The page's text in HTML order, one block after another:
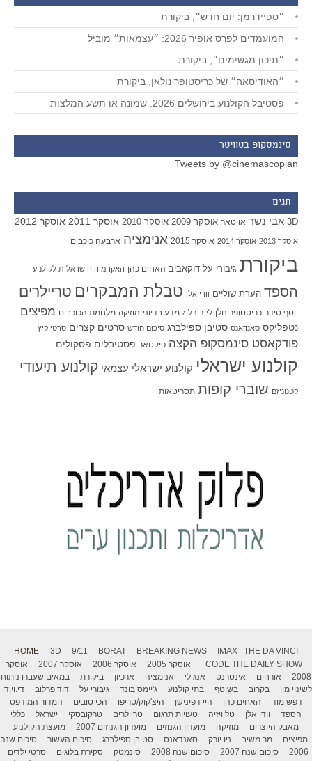
״ספיידרמן: יום חדש״, ביקורת
המועמדים לפרס אופיר 2026: ״עצמאות״ מוביל
״תיכון מגשימים״, ביקורת
״האודיסאה״ של כריסטופר נולאן, ביקורת
פסטיבל הקולנוע בירושלים 2026: שמונה או תשע המלצות
סינמסקופ בטוויטר
Tweets by @cinemascopian
תגים
3D אבי נשר אווטאר אוסקר 2009 אוסקר 2010 אוסקר 2011 אוסקר 2012
אוסקר 2013 אוסקר 2014 אוסקר 2015 אנימציה ארבעה כוכבים
ביקורת גיבורי על דוקאביב האחים כהן האקדמיה הישראלית לקולנוע
הספד הערת שוליים וודי אלן טבלת המבקרים טריילרים
יוסף סידר כריסטופר נולן לייב בלוג מדע בדיוני מוזיקה מלחמת הכוכבים מפיצים
נטפליקס סאנדאנס סטיבן ספילברג סיכום חודש סרטים קצרים סרטי קיץ
פודקאסט סינמסקופ הקצה פיקסאר פסטיבלים פסקולים
קולנוע ישראלי קולנוע ישראלי עצמאי קולנוע תיעודי
קטנוניזם שוברי קופות תסריטאות
HOME 3D 9/11 BORAT BREAKING NEWS IMAX
THE DA VINCI
CODE THE DAILY SHOW אוסקר 2005 אוסקר 2006 אוסקר 2007
אוסקר
2008
אורחים אינטרנט אנג לי אנימציה ארכיון ביקורת
במאים שעברו ניתוח
לשינוי מין
בקרוב בשוטף בתי קולנוע ג'יימס בונד גיבורי על דוד פרלוב
די.וי.די
דפש מוד
האחים כהן היי דפינישן היצ'קוק/טריפו הכי טובים
המדור המודפס
הספד
וודי אלן טלוויזיה טעויות תרגום טריילרים טרקובסקי ישראל
כללי
מאבק היוצרים
מוזיקה מועדון הגנוזים מועדון הגנוזים 2007
מועצת הקולנוע
מפיצים
מר משיב ניו יורק סאנדאנס סטיבן ספילברג סיכום העשור
סיכום שנה
2006
סיכום שנה 2007 סיכום שנה 2008 סינמטק סקירת בלוגים
סרטי ילדים